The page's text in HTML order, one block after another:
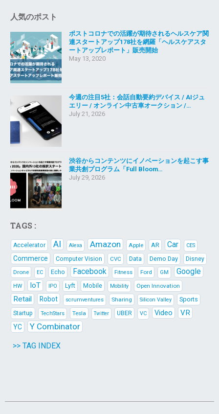
人気のポスト
ポストコロナでの活躍が期待されるヘルスケア関
連スタートアップ178社を網羅「ヘルスケアスタ
ートアップレポート」販売開始
May 13, 2020
今週の注目5社：会話自動要約デバイス / AIジュ
エリー / オンライン中古車オークション /…
July 21, 2026
渋谷からコンテンツにイノベーションを起こす事
業共創プログラム「Full Bloom…
July 29, 2026
TAGS :
Accelerator AI Alexa Amazon Apple AR Car CES
Commerce Computer Vision CVC Data Demo Day
Disney
Drone
EC Echo Facebook Fitness Ford GM Google
HW IoT IPO Lyft Mobile Mobility Open Innovation
Retail Robot scrumventures Sharing Silicon Valley Sports
Startup TechStars Tesla Twitter UBER VC Video VR
YC Y Combinator
>> TAG INDEX